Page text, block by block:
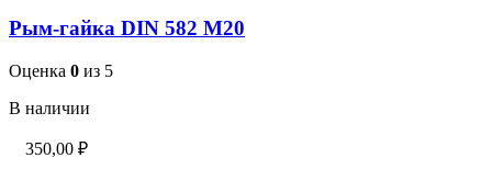
Рым-гайка DIN 582 М20
Оценка 0 из 5
В наличии
350,00 ₽